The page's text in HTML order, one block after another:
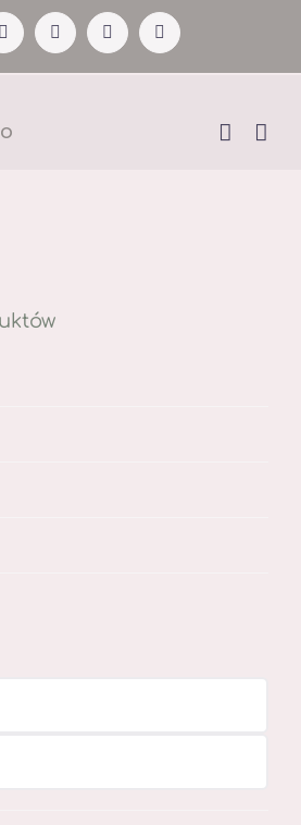
YouTubeInstagramPinterest
X